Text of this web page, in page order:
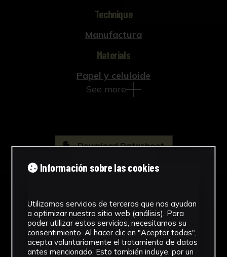
Technique
Manufactura
Materials
Papel y celuloide
See more
Download Datasheet
IMAGES
Información sobre las cookies
Utilizamos servicios de terceros que nos ayudan
a optimizar nuestro sitio web (análisis). Para
poder utilizar estos servicios, necesitamos su
consentimiento. Al hacer clic en "Aceptar todas",
acepta voluntariamente el tratamiento de datos
antes mencionado. Esto también incluye, por un